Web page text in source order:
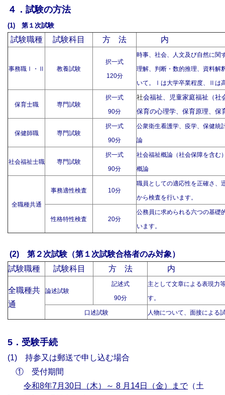
４．試験の方法
(1) 第１次試験
試験職種 試験科目 方 法 内
事務職Ⅰ・Ⅱ 教養試験
択一式
120分
時事、社会、人文及び自然に関
理解、判断・数的推理、資料解
いて。Ⅰは大学卒業程度、Ⅱは
保育士職 専門試験
択一式
90分
社会福祉、児童家庭福祉（社
保育の心理学、保育原理、保
保健師職 専門試験
択一式
90分
公衆衛生看護学、疫学、保健統
論
社会福祉士職 専門試験
択一式
90分
社会福祉概論（社会保障を含む
概論
全職種共通
事務適性検査 10分
職員としての適応性を正確さ、
から検査を行います。
性格特性検査 20分
公務員に求められる六つの基礎
います。
(2) 第２次試験（第１次試験合格者のみ対象）
試験職種
試験科目 方 法 内
全職種共
通
論述試験
記述式
90分
主として文章による表現力
す。
口述試験 人物について、面接による
5．受験手続
(1) 持参又は郵送で申し込む場合
① 受付期間
令和8年7月30日（木）～ 8 月14日（金）まで（土